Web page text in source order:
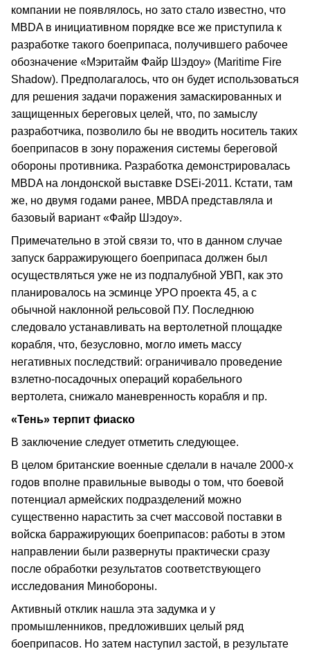
компании не появлялось, но зато стало известно, что
MBDA в инициативном порядке все же приступила к
разработке такого боеприпаса, получившего рабочее
обозначение «Мэритайм Файр Шэдоу» (Maritime Fire
Shadow). Предполагалось, что он будет использоваться
для решения задачи поражения замаскированных и
защищенных береговых целей, что, по замыслу
разработчика, позволило бы не вводить носитель таких
боеприпасов в зону поражения системы береговой
обороны противника. Разработка демонстрировалась
MBDA на лондонской выставке DSEi-2011. Кстати, там
же, но двумя годами ранее, MBDA представляла и
базовый вариант «Файр Шэдоу».
Примечательно в этой связи то, что в данном случае
запуск барражирующего боеприпаса должен был
осуществляться уже не из подпалубной УВП, как это
планировалось на эсминце УРО проекта 45, а с
обычной наклонной рельсовой ПУ. Последнюю
следовало устанавливать на вертолетной площадке
корабля, что, безусловно, могло иметь массу
негативных последствий: ограничивало проведение
взлетно-посадочных операций корабельного
вертолета, снижало маневренность корабля и пр.
«Тень» терпит фиаско
В заключение следует отметить следующее.
В целом британские военные сделали в начале 2000-х
годов вполне правильные выводы о том, что боевой
потенциал армейских подразделений можно
существенно нарастить за счет массовой поставки в
войска барражирующих боеприпасов: работы в этом
направлении были развернуты практически сразу
после обработки результатов соответствующего
исследования Минобороны.
Активный отклик нашла эта задумка и у
промышленников, предложивших целый ряд
боеприпасов. Но затем наступил застой, в результате